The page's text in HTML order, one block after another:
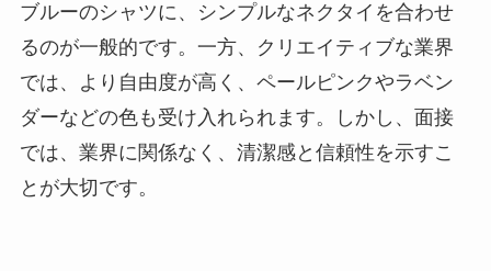
ブルーのシャツに、シンプルなネクタイを合わせ
るのが一般的です。一方、クリエイティブな業界
では、より自由度が高く、ペールピンクやラベン
ダーなどの色も受け入れられます。しかし、面接
では、業界に関係なく、清潔感と信頼性を示すこ
とが大切です。